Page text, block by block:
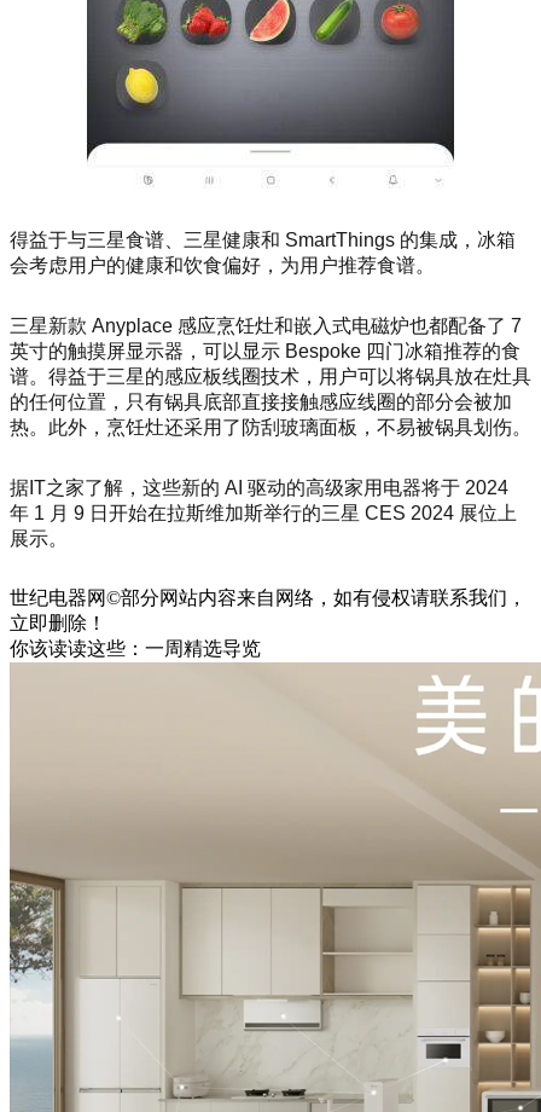
得益于与三星食谱、三星健康和 SmartThings 的集成，冰箱
会考虑用户的健康和饮食偏好，为用户推荐食谱。
三星新款 Anyplace 感应烹饪灶和嵌入式电磁炉也都配备了 7
英寸的触摸屏显示器，可以显示 Bespoke 四门冰箱推荐的食
谱。得益于三星的感应板线圈技术，用户可以将锅具放在灶具
的任何位置，只有锅具底部直接接触感应线圈的部分会被加
热。此外，烹饪灶还采用了防刮玻璃面板，不易被锅具划伤。
据IT之家了解，这些新的 AI 驱动的高级家用电器将于 2024
年 1 月 9 日开始在拉斯维加斯举行的三星 CES 2024 展位上
展示。
世纪电器网©部分网站内容来自网络，如有侵权请联系我们，
立即删除！
你该读读这些：一周精选导览